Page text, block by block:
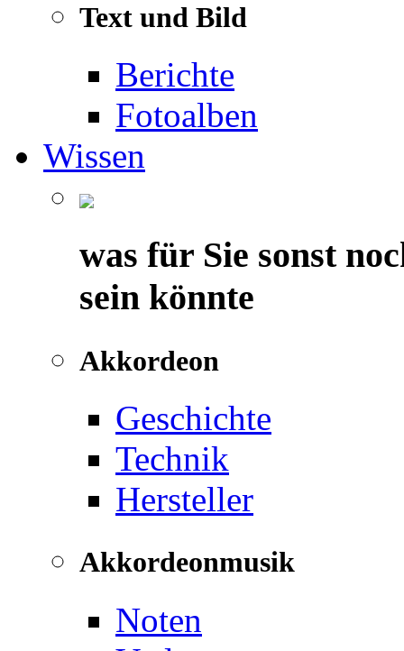
Text und Bild
Berichte
Fotoalben
Wissen
was für Sie sonst
sein könnte
Akkordeon
Geschichte
Technik
Hersteller
Akkordeonmusik
Noten